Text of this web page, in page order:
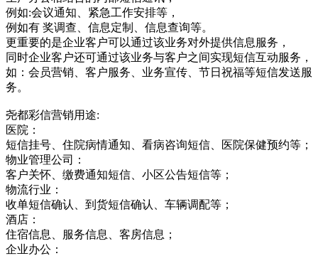
例如:会议通知、紧急工作安排等，
例如有 奖调查、信息定制、信息查询等。
更重要的是企业客户可以通过该业务对外提供信息服务，
同时企业客户还可通过该业务与客户之间实现短信互动服务，
如：会员营销、客户服务、业务宣传、节日祝福等短信发送服
务。
尧都彩信营销用途:
医院：
短信挂号、住院病情通知、看病咨询短信、医院保健预约等；
物业管理公司：
客户关怀、缴费通知短信、小区公告短信等；
物流行业：
收单短信确认、到货短信确认、车辆调配等；
酒店：
住宿信息、服务信息、客房信息；
企业办公：